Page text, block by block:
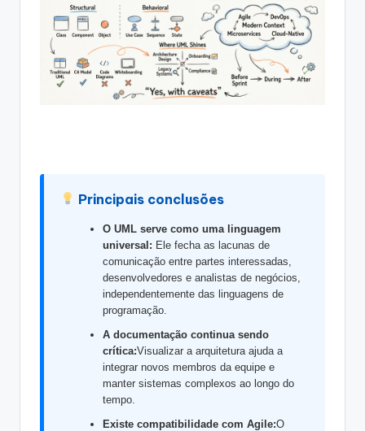
Principais conclusões
O UML serve como uma linguagem
universal: Ele fecha as lacunas de
comunicação entre partes interessadas,
desenvolvedores e analistas de negócios,
independentemente das linguagens de
programação.
A documentação continua sendo
crítica:Visualizar a arquitetura ajuda a
integrar novos membros da equipe e
manter sistemas complexos ao longo do
tempo.
Existe compatibilidade com Agile:O